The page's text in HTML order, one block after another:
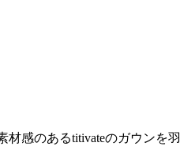
感のあるtitivateのガウンを